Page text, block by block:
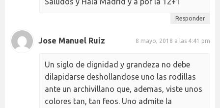
Responder
Jose Manuel Ruiz 8 mayo, 2018 a las 4:41 pm
Un siglo de dignidad y grandeza no debe
dilapidarse deshollandose uno las rodillas
ante un archivillano que, ademas, viste unos
colores tan, tan feos. Uno admite la